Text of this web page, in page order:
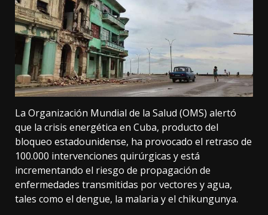
La Organización Mundial de la Salud (OMS) alertó
que la crisis energética en Cuba, producto del
bloqueo estadounidense, ha provocado el retraso de
100.000 intervenciones quirúrgicas y está
incrementando el riesgo de propagación de
enfermedades transmitidas por vectores y agua,
tales como el dengue, la malaria y el chikungunya.